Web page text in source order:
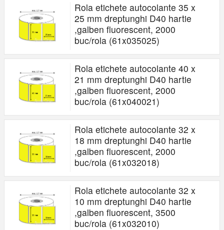
Rola etichete autocolante 35 x
25 mm dreptunghi D40 hartie
,galben fluorescent, 2000
buc/rola (61x035025)
Rola etichete autocolante 40 x
21 mm dreptunghi D40 hartie
,galben fluorescent, 2000
buc/rola (61x040021)
Rola etichete autocolante 32 x
18 mm dreptunghi D40 hartie
,galben fluorescent, 2000
buc/rola (61x032018)
Rola etichete autocolante 32 x
10 mm dreptunghi D40 hartie
,galben fluorescent, 3500
buc/rola (61x032010)